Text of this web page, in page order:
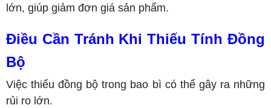
lớn, giúp giảm đơn giá sản phẩm.
Điều Cần Tránh Khi Thiếu Tính Đồng
Bộ
Việc thiếu đồng bộ trong bao bì có thể gây ra những
rủi ro lớn.